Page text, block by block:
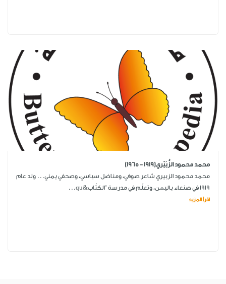
محمد محمود الزُّبَيْري(1919 - 1965)
محمد محمود الزبيري شاعر صوفي، ومناضل سياسي، وصحفي يمني... ولد عام
1919 في صنعاء باليمن، وتعلّم في مدرسة "الكتّاب&qu...
اقرأ المزيد